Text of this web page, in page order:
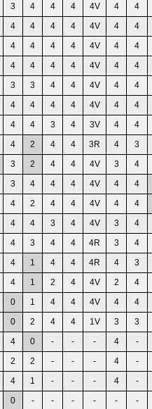
3 4 4 4 4V 4 4
4 4 4 4 4V 4 4
4 4 4 4 4V 4 4
4 4 4 4 4V 4 4
3 3 4 4 4V 4 4
4 4 4 4 4V 4 4
4 4 3 4 3V 4 4
4 2 4 4 3R 4 3
3 2 4 4 4V 3 4
3 4 4 4 4V 4 4
4 2 4 4 4V 4 4
4 4 3 4 4V 3 4
4 3 4 4 4R 3 4
4 1 4 4 4R 4 3
4 1 2 4 4V 2 4
0 1 4 4 4V 4 4
0 2 4 4 1V 3 3
4 0 - - - 4 -
2 2 - - - 4 -
4 1 - - - 4 -
0 - - - - - -